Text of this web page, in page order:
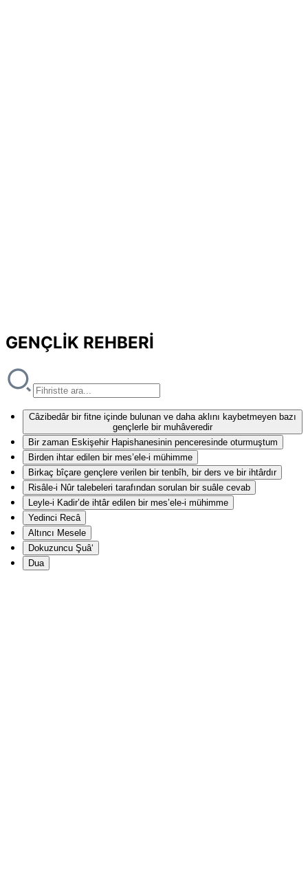
GENÇLİK REHBERİ
Câzibedâr bir fitne içinde bulunan ve daha aklını kaybetmeyen bazı
gençlerle bir muhâveredir
Bir zaman Eskişehir Hapishanesinin penceresinde oturmuştum
Birden ihtar edilen bir mes’ele-i mühimme
Birkaç bîçare gençlere verilen bir tenbîh, bir ders ve bir ihtârdır
Risâle-i Nûr talebeleri tarafından sorulan bir suâle cevab
Leyle-i Kadir’de ihtâr edilen bir mes’ele-i mühimme
Yedinci Recâ
Altıncı Mesele
Dokuzuncu Şuâ‘
Dua